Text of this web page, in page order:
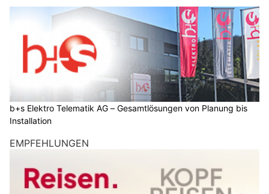
b+s Elektro Telematik AG – Gesamtlösungen von Planung bis
Installation
EMPFEHLUNGEN